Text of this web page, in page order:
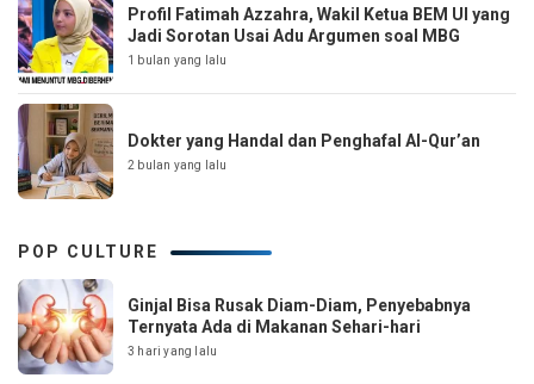
Profil Fatimah Azzahra, Wakil Ketua BEM UI yang
Jadi Sorotan Usai Adu Argumen soal MBG
1 bulan yang lalu
Dokter yang Handal dan Penghafal Al-Qur’an
2 bulan yang lalu
POP CULTURE
Ginjal Bisa Rusak Diam-Diam, Penyebabnya
Ternyata Ada di Makanan Sehari-hari
3 hari yang lalu